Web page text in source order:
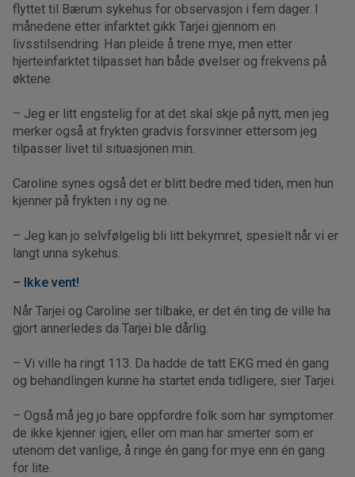
flyttet til Bærum sykehus for observasjon i fem dager. I
månedene etter infarktet gikk Tarjei gjennom en
livsstilsendring. Han pleide å trene mye, men etter
hjerteinfarktet tilpasset han både øvelser og frekvens på
øktene.
– Jeg er litt engstelig for at det skal skje på nytt, men jeg
merker også at frykten gradvis forsvinner ettersom jeg
tilpasser livet til situasjonen min.
Caroline synes også det er blitt bedre med tiden, men hun
kjenner på frykten i ny og ne.
– Jeg kan jo selvfølgelig bli litt bekymret, spesielt når vi er
langt unna sykehus.
– Ikke vent!
Når Tarjei og Caroline ser tilbake, er det én ting de ville ha
gjort annerledes da Tarjei ble dårlig.
– Vi ville ha ringt 113. Da hadde de tatt EKG med én gang
og behandlingen kunne ha startet enda tidligere, sier Tarjei.
– Også må jeg jo bare oppfordre folk som har symptomer
de ikke kjenner igjen, eller om man har smerter som er
utenom det vanlige, å ringe én gang for mye enn én gang
for lite.